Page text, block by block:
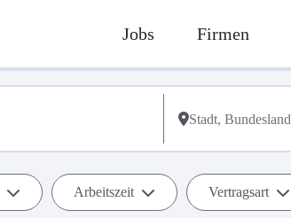
Jobs Firmen
Arbeitszeit Vertragsart